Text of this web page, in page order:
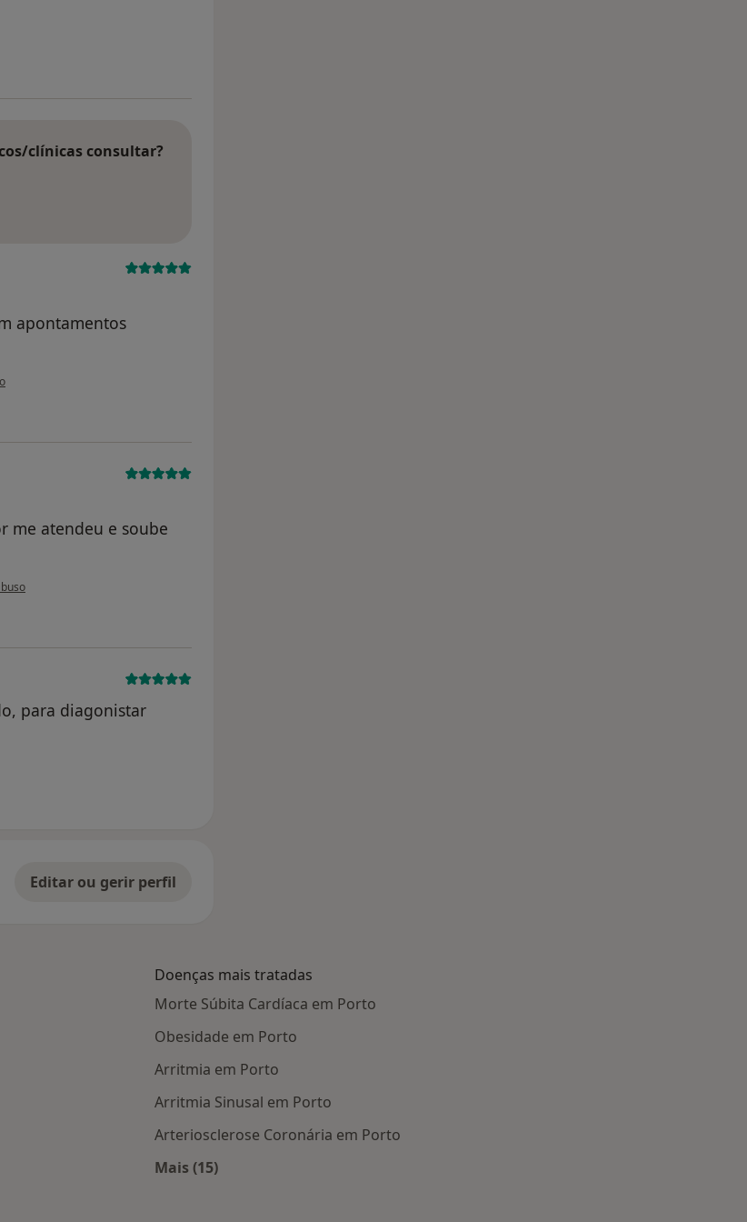
paciente anônimo
clínicas consultar?
apontamentos
paciente
me atendeu e soube
utilizador anônimo
para diagonistar
paciente
Editar ou gerir perfil
Doenças mais tratadas
Morte Súbita Cardíaca em Porto
Obesidade em Porto
Arritmia em Porto
Arritmia Sinusal em Porto
Arteriosclerose Coronária em Porto
Mais (15)